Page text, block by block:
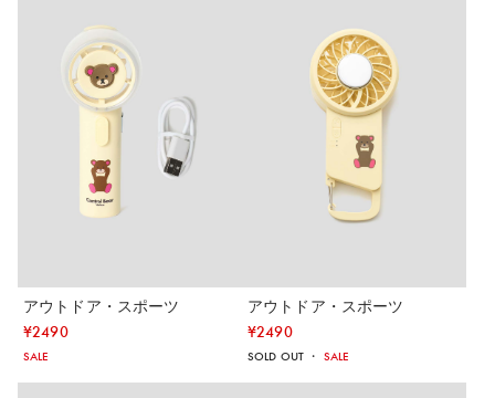
アウトドア・スポーツ
¥2490
SALE
アウトドア・スポーツ
¥2490
SOLD OUT ・ SALE